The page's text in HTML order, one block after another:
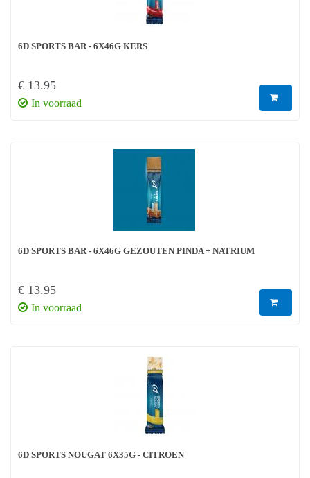
6D SPORTS BAR - 6X46G KERS
€ 13.95
In voorraad
6D SPORTS BAR - 6X46G GEZOUTEN PINDA + NATRIUM
€ 13.95
In voorraad
6D SPORTS NOUGAT 6X35G - CITROEN